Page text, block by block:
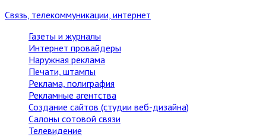
Связь, телекоммуникации, интернет
Газеты и журналы
Интернет провайдеры
Наружная реклама
Печати, штампы
Реклама, полиграфия
Рекламные агентства
Создание сайтов (студии веб-дизайна)
Салоны сотовой связи
Телевидение